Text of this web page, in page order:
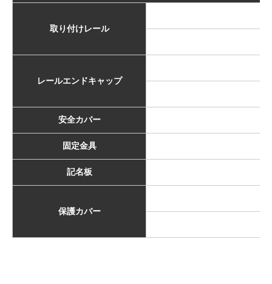
取り付けレール
レールエンドキャップ
安全カバー
固定金具
記名板
保護カバー